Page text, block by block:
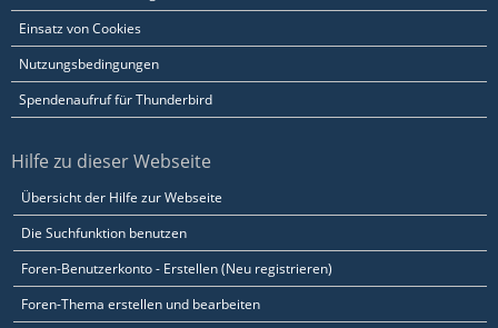
Einsatz von Cookies
Nutzungsbedingungen
Spendenaufruf für Thunderbird
Hilfe zu dieser Webseite
Übersicht der Hilfe zur Webseite
Die Suchfunktion benutzen
Foren-Benutzerkonto - Erstellen (Neu registrieren)
Foren-Thema erstellen und bearbeiten